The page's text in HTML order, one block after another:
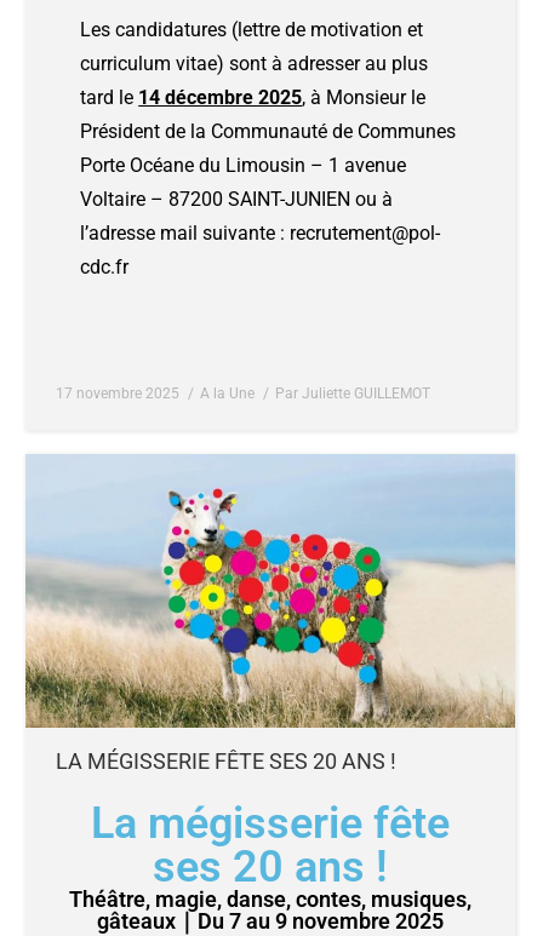
Les candidatures (lettre de motivation et
curriculum vitae) sont à adresser au plus
tard le 14 décembre 2025, à Monsieur le
Président de la Communauté de Communes
Porte Océane du Limousin – 1 avenue
Voltaire – 87200 SAINT-JUNIEN ou à
l’adresse mail suivante : recrutement@pol-
cdc.fr
17 novembre 2025 A la Une ParJuliette GUILLEMOT
LA MÉGISSERIE FÊTE SES 20 ANS !
La mégisserie fête
ses 20 ans !
Théâtre, magie, danse, contes, musiques,
gâteaux｜Du 7 au 9 novembre 2025